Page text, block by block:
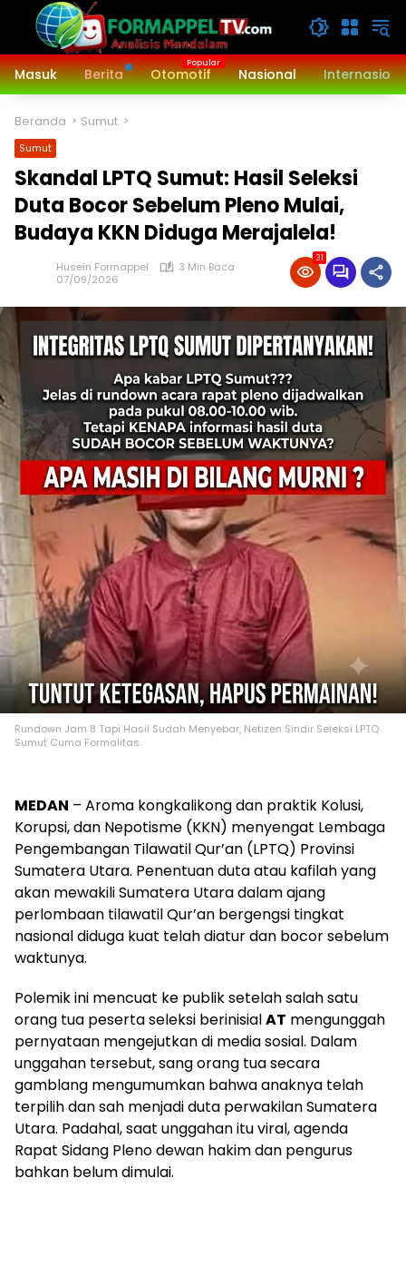
Langsung
konten
Masuk
Berita Otomotif Nasional
Beranda Sumut
Sumut
Skandal LPTQ Sumut: Hasil Seleksi
Duta Bocor Sebelum Pleno Mulai,
Budaya KKN Diduga Merajalela!
Husein Formappel
3 Min Baca
07/09/2026
31
Rundown Jam 8 Tapi Hasil Sudah Menyebar, Netizen Sindir Seleksi LPTQ
Sumut Cuma Formalitas.
MEDAN – Aroma kongkalikong dan praktik Kolusi,
Korupsi, dan Nepotisme (KKN) menyengat Lembaga
Pengembangan Tilawatil Qur’an (LPTQ) Provinsi
Sumatera Utara. Penentuan duta atau kafilah yang
akan mewakili Sumatera Utara dalam ajang
perlombaan tilawatil Qur’an bergengsi tingkat
nasional diduga kuat telah diatur dan bocor sebelum
waktunya.
Polemik ini mencuat ke publik setelah salah satu
orang tua peserta seleksi berinisialAT mengunggah
pernyataan mengejutkan di media sosial. Dalam
unggahan tersebut, sang orang tua secara
gamblang mengumumkan bahwa anaknya telah
terpilih dan sah menjadi duta perwakilan Sumatera
Utara. Padahal, saat unggahan itu viral, agenda
Rapat Sidang Pleno dewan hakim dan pengurus
bahkan belum dimulai.